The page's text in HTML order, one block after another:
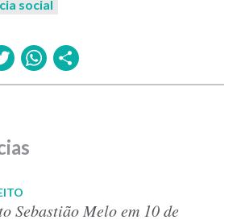
social
TwitterWhatsApp
Sebastião Melo em 10 de